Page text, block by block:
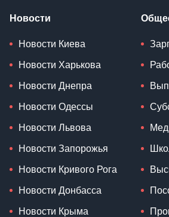
Новости
Новости Киева
Новости Харькова
Новости Днепра
Новости Одессы
Новости Львова
Новости Запорожья
Новости Кривого Рога
Новости Донбасса
Новости Крыма